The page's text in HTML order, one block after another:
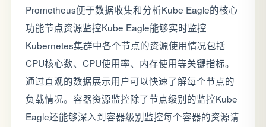
Prometheus便于数据收集和分析Kube Eagle的核心
功能节点资源监控Kube Eagle能够实时监控
Kubernetes集群中各个节点的资源使用情况包括
CPU核心数、CPU使用率、内存使用等关键指标。
通过直观的数据展示用户可以快速了解每个节点的
负载情况。容器资源监控除了节点级别的监控Kube
Eagle还能够深入到容器级别监控每个容器的资源请